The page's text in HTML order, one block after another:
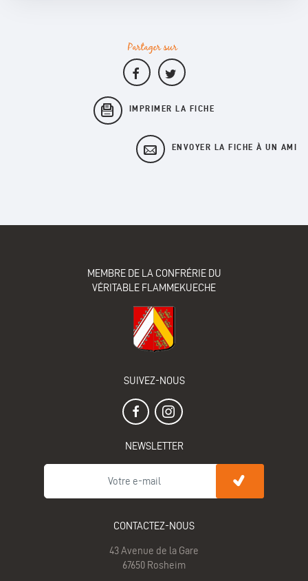
Partager sur
IMPRIMER LA FICHE
ENVOYER LA FICHE À UN AMI
MEMBRE DE LA CONFRÉRIE DU
VÉRITABLE FLAMMEKUECHE
SUIVEZ-NOUS
NEWSLETTER
CONTACTEZ-NOUS
43 Avenue de la Gare
67650 Rosheim